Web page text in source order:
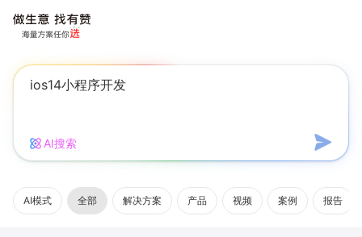
AI搜索
AI模式 全部 解决方案 产品 视频 案例 报告